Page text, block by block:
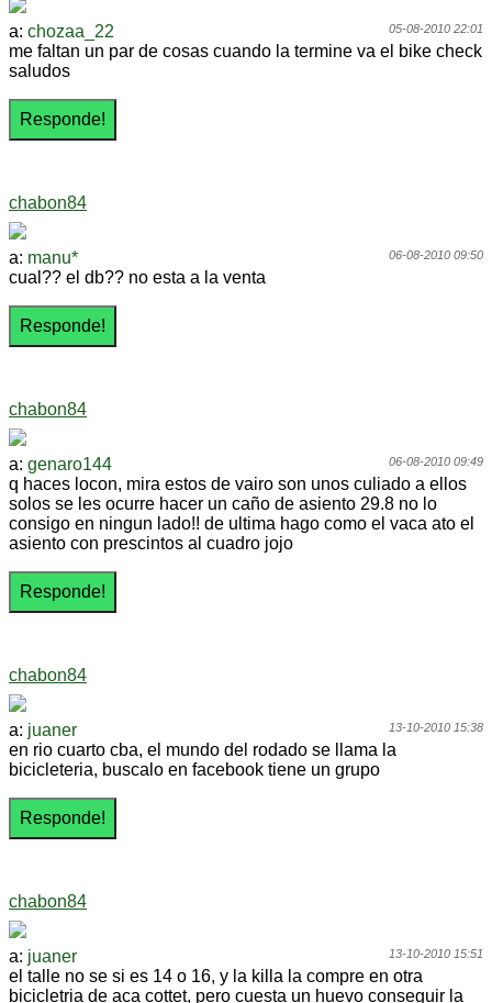
05-08-2010 22:01
a: chozaa_22
me faltan un par de cosas cuando la termine va el bike check
saludos
chabon84
06-08-2010 09:50
a: manu*
cual?? el db?? no esta a la venta
chabon84
06-08-2010 09:49
a: genaro144
q haces locon, mira estos de vairo son unos culiado a ellos
solos se les ocurre hacer un caño de asiento 29.8 no lo
consigo en ningun lado!! de ultima hago como el vaca ato el
asiento con prescintos al cuadro jojo
chabon84
13-10-2010 15:38
a: juaner
en rio cuarto cba, el mundo del rodado se llama la
bicicleteria, buscalo en facebook tiene un grupo
chabon84
13-10-2010 15:51
a: juaner
el talle no se si es 14 o 16, y la killa la compre en otra
bicicletria de aca cottet, pero cuesta un huevo conseguir la